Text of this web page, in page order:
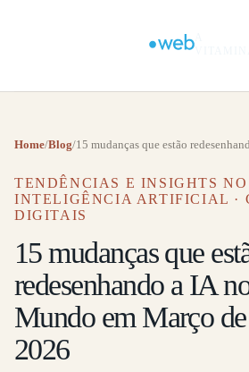
Home/Blog/15 mudanças que estão
TENDÊNCIAS E INSIGHTS
INTELIGÊNCIA ARTIFICIAL ·
DIGITAIS
15 mudanças que
redesenhando a IA
Mundo em Março de
2026